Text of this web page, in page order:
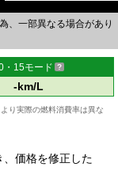
、一部異なる場合があり
・15モード
-km/L
り実際の燃料消費率は異な
価格を修正した